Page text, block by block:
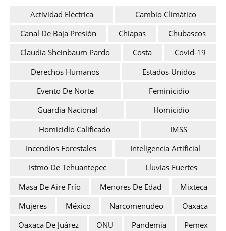
Actividad Eléctrica
Cambio Climático
Canal De Baja Presión
Chiapas
Chubascos
Claudia Sheinbaum Pardo
Costa
Covid-19
Derechos Humanos
Estados Unidos
Evento De Norte
Feminicidio
Guardia Nacional
Homicidio
Homicidio Calificado
IMSS
Incendios Forestales
Inteligencia Artificial
Istmo De Tehuantepec
Lluvias Fuertes
Masa De Aire Frío
Menores De Edad
Mixteca
Mujeres
México Narcomenudeo
Oaxaca
Oaxaca De Juárez
ONU Pandemia
Pemex